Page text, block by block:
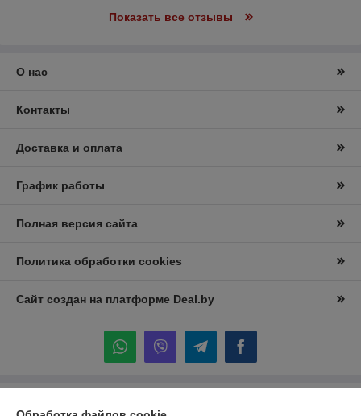
Показать все отзывы
О нас
Контакты
Доставка и оплата
График работы
Полная версия сайта
Политика обработки cookies
Сайт создан на платформе Deal.by